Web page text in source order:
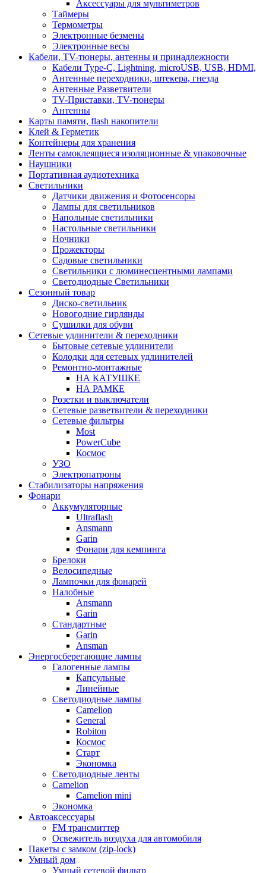
Аксессуары для мультиметров
Таймеры
Термометры
Электронные безмены
Электронные весы
Кабели, TV-тюнеры, антенны и принадлежности
Кабели Type-C, Lightning, microUSB, USB, HDMI,
Антенные переходники, штекера, гнезда
Антенные Разветвители
TV-Приставки, TV-тюнеры
Антенны
Карты памяти, flash накопители
Клей & Герметик
Контейнеры для хранения
Ленты самоклеящиеся изоляционные & упаковочные
Наушники
Портативная аудиотехника
Светильники
Датчики движения и Фотосенсоры
Лампы для светильников
Напольные светильники
Настольные светильники
Ночники
Прожекторы
Садовые светильники
Светильники с люминесцентными лампами
Светодиодные Светильники
Сезонный товар
Диско-светильник
Новогодние гирлянды
Сушилки для обуви
Сетевые удлинители & переходники
Бытовые сетевые удлинители
Колодки для сетевых удлинителей
Ремонтно-монтажные
НА КАТУШКЕ
НА РАМКЕ
Розетки и выключатели
Сетевые разветвители & переходники
Сетевые фильтры
Most
PowerCube
Космос
УЗО
Электропатроны
Стабилизаторы напряжения
Фонари
Аккумуляторные
Ultraflash
Ansmann
Garin
Фонари для кемпинга
Брелоки
Велосипедные
Лампочки для фонарей
Налобные
Ansmann
Garin
Стандартные
Garin
Ansman
Энергосберегающие лампы
Галогенные лампы
Капсульные
Линейные
Светодиодные лампы
Camelion
General
Robiton
Космос
Старт
Экономка
Светодиодные ленты
Camelion
Camelion mini
Экономка
Автоаксессуары
FM трансмиттер
Освежитель воздуха для автомобиля
Пакеты с замком (zip-lock)
Умный дом
Умный сетевой фильтр